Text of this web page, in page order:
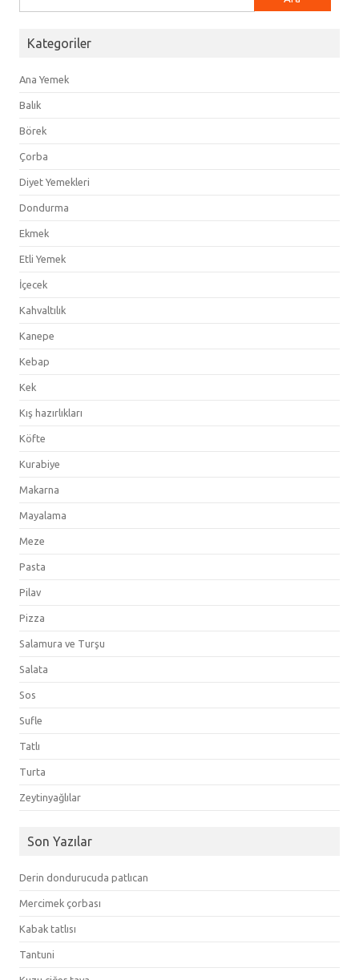
Kategoriler
Ana Yemek
Balık
Börek
Çorba
Diyet Yemekleri
Dondurma
Ekmek
Etli Yemek
İçecek
Kahvaltılık
Kanepe
Kebap
Kek
Kış hazırlıkları
Köfte
Kurabiye
Makarna
Mayalama
Meze
Pasta
Pilav
Pizza
Salamura ve Turşu
Salata
Sos
Sufle
Tatlı
Turta
Zeytinyağlılar
Son Yazılar
Derin dondurucuda patlıcan
Mercimek çorbası
Kabak tatlısı
Tantuni